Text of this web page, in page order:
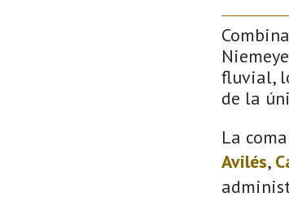
fluvial,
de la
La
Avilés,